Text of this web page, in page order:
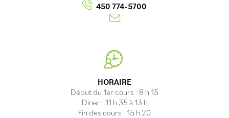
450 774-5700
HORAIRE
Début du 1er cours : 8 h 15
Diner : 11 h 35 à 13 h
Fin des cours : 15 h 20